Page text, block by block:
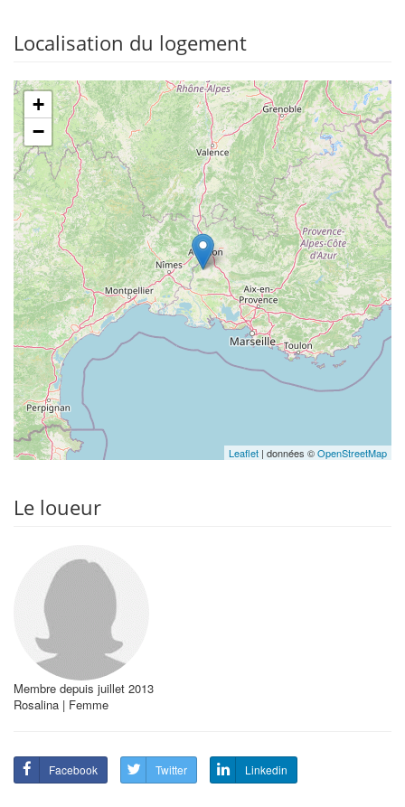
Localisation du logement
+
−
Leaflet | données ©OpenStreetMap
Le loueur
Membre depuis juillet 2013
Rosalina | Femme
Facebook Twitter Linkedin